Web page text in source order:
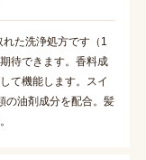
た洗浄処方です（1
待できます。香料成
て機能します。スイ
の油剤成分を配合。髪